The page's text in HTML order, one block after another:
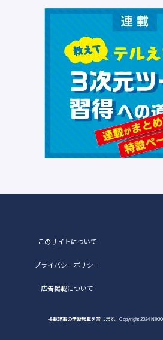
このサイトについて
プライバシーポリシー
広告掲載について
掲載記事の無断転載を禁じます。Copyright 2024